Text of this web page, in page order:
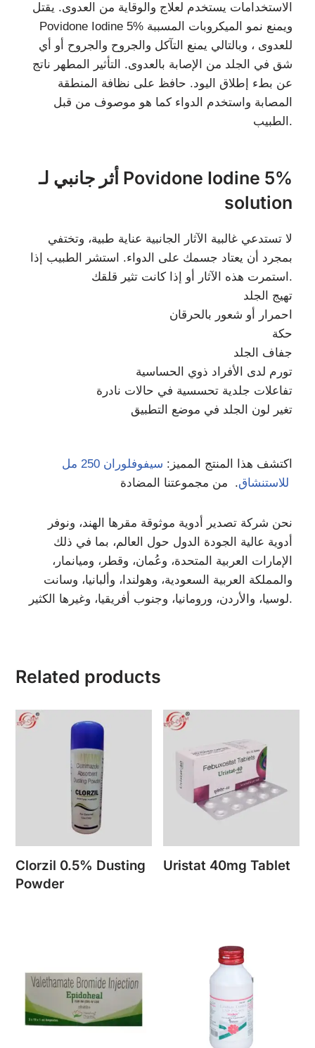
الاستخدامات يستخدم لعلاج والوقاية من العدوى. يقتل
Povidone Iodine 5% ويمنع نمو الميكروبات المسببة
للعدوى ، وبالتالي يمنع التآكل والجروح والجروح أو أي
شق في الجلد من الإصابة بالعدوى. التأثير المطهر ناتج
عن بطء إطلاق اليود. حافظ على نظافة المنطقة
المصابة واستخدم الدواء كما هو موصوف من قبل
الطبيب.
أثر جانبي لـ Povidone Iodine 5%
solution
لا تستدعي غالبية الآثار الجانبية عناية طبية، وتختفي
بمجرد أن يعتاد جسمك على الدواء. استشر الطبيب إذا
استمرت هذه الآثار أو إذا كانت تثير قلقك.
تهيج الجلد
احمرار أو شعور بالحرقان
حكة
جفاف الجلد
تورم لدى الأفراد ذوي الحساسية
تفاعلات جلدية تحسسية في حالات نادرة
تغير لون الجلد في موضع التطبيق
اكتشف هذا المنتج المميز:
سيفوفلوران 250 مل
للاستنشاق
نحن شركة تصدير أدوية موثوقة مقرها الهند، ونوفر
أدوية عالية الجودة الدول حول العالم، بما في ذلك
الإمارات العربية المتحدة، وعُمان، وقطر، وميانمار،
والمملكة العربية السعودية، وهولندا، وألبانيا، وسانت
لوسيا، والأردن، ورومانيا، وجنوب أفريقيا، وغيرها الكثير.
Related products
Clorzil 0.5% Dusting
Powder
Uristat 40mg Tablet